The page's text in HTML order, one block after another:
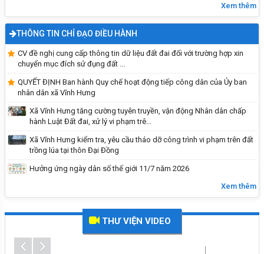
Xem thêm
THÔNG TIN CHỈ ĐẠO ĐIỀU HÀNH
CV đề nghị cung cấp thông tin dữ liệu đất đai đối với trường hợp xin
chuyển mục đích sử đụng đất ...
QUYẾT ĐỊNH Ban hành Quy chế hoạt động tiếp công dân của Ủy ban
nhân dân xã Vĩnh Hưng
Xã Vĩnh Hưng tăng cường tuyên truyền, vận động Nhân dân chấp
hành Luật Đất đai, xử lý vi phạm trê...
Xã Vĩnh Hưng kiểm tra, yêu cầu tháo dỡ công trình vi phạm trên đất
trồng lúa tại thôn Đại Đồng
Hưởng ứng ngày dân số thế giới 11/7 năm 2026
Xem thêm
THƯ VIỆN VIDEO
năng phòng, chống đuối nước cho trẻ em năm
2026